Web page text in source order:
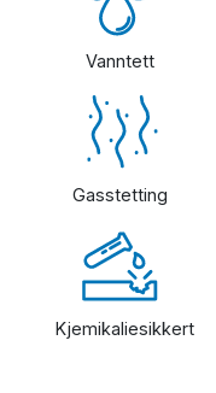
Vanntett
Gasstetting
Kjemikaliesikkert